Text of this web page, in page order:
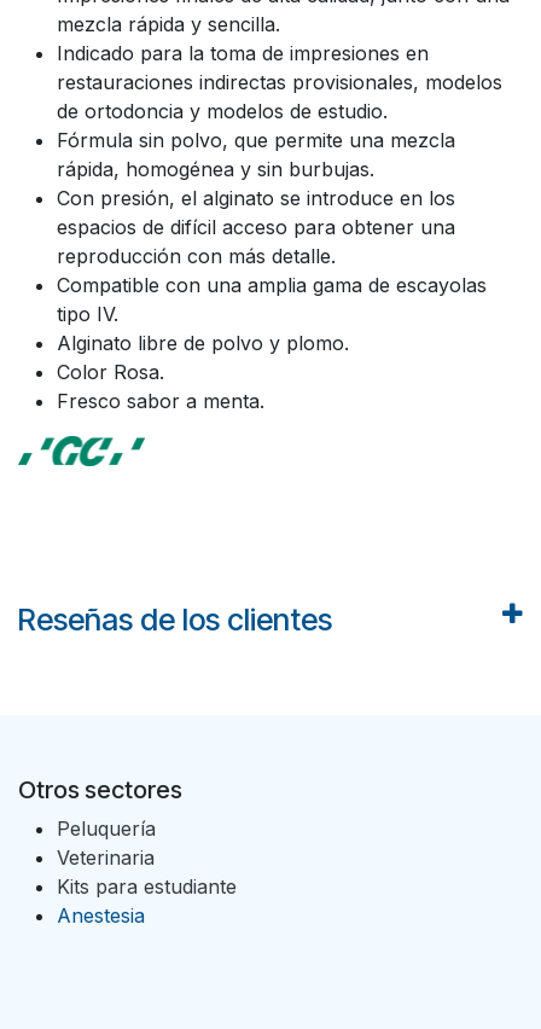
mezcla rápida y sencilla.
Indicado para la toma de impresiones en
restauraciones indirectas provisionales, modelos
de ortodoncia y modelos de estudio.
Fórmula sin polvo, que permite una mezcla
rápida, homogénea y sin burbujas.
Con presión, el alginato se introduce en los
espacios de difícil acceso para obtener una
reproducción con más detalle.
Compatible con una amplia gama de escayolas
tipo IV.
Alginato libre de polvo y plomo.
Color Rosa.
Fresco sabor a menta.
Reseñas de los clientes
Otros sectores
Peluquería
Veterinaria
Kits para estudiante
Anestesia